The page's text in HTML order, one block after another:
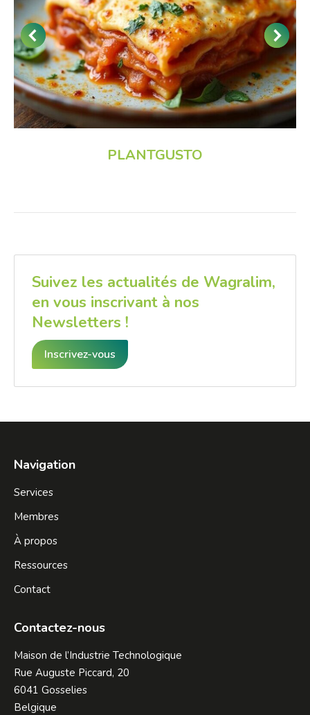
PLANTGUSTO
Suivez les actualités de Wagralim,
en vous inscrivant à nos
Newsletters !
Inscrivez-vous
Navigation
Services
Membres
À propos
Ressources
Contact
Contactez-nous
Maison de l’Industrie Technologique
Rue Auguste Piccard, 20
6041 Gosselies
Belgique